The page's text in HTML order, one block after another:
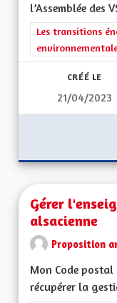
l’Assemblée des
Filtrer les
Les transitions
CRÉÉ LE
21/04/2023
Gérer
alsacienne
Proposition
Mon Code
récupérer la